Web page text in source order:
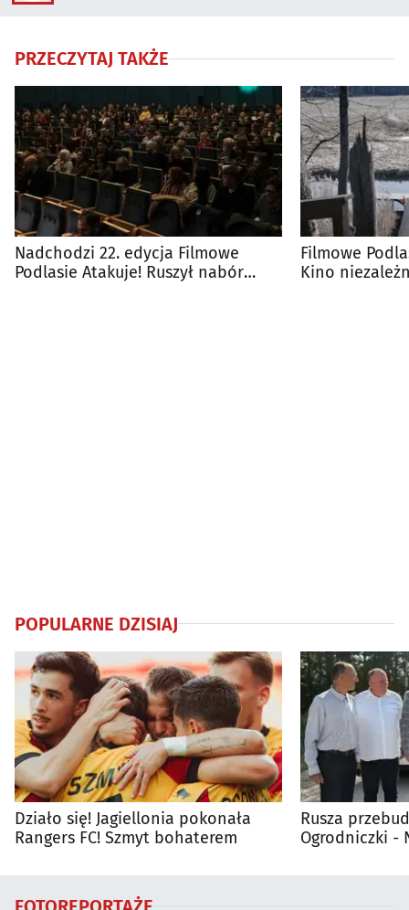
PRZECZYTAJ TAKŻE
Nadchodzi 22. edycja Filmowe
Podlasie Atakuje! Ruszył nabór
Filmowe
Kino
POPULARNE DZISIAJ
Działo się! Jagiellonia pokonała
Rangers FC! Szmyt bohaterem
Rusza
Ogrodniczki -